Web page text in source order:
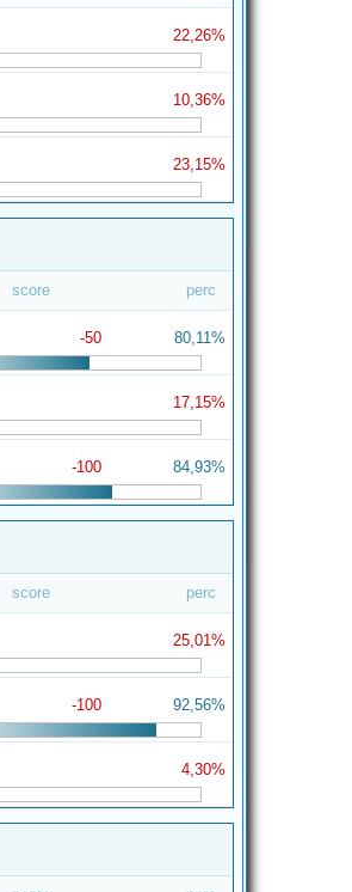
22,26%
10,36%
23,15%
score perc
-50 80,11%
17,15%
-100 84,93%
score perc
25,01%
-100 92,56%
4,30%